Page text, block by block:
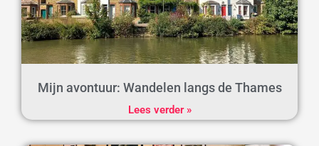
Mijn avontuur: Wandelen langs de Thames
Lees verder »